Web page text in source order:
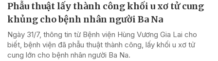
Phẫu thuật lấy thành công khối u xơ tử cung
khủng cho bệnh nhân người Ba Na
Ngày 31/7, thông tin từ Bệnh viện Hùng Vương Gia Lai cho
biết, bệnh viện đã phẫu thuật thành công, lấy khối u xơ tử
cung lớn cho bệnh nhân người Ba Na.